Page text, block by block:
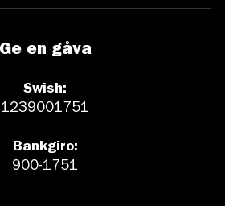
Ge en gåva
Swish:
1239001751
Bankgiro:
900-1751